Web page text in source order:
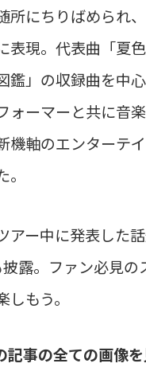
所にちりばめられ
表現。代表曲「夏
鑑」の収録曲を中
ォーマーと共に音
機軸のエンターテ
アー中に発表した
露。ファン必見の
もう。
記事の全ての画像